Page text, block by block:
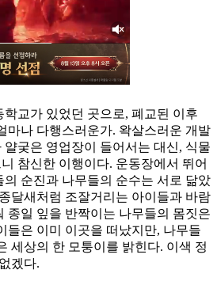
교가 있었던 곳으로, 폐교된 이후
마나 다행스러운가. 왁살스러운 개발
궂은 영업장이 들어서는 대신, 식물
참신한 이행이다. 운동장에서 뛰어
의 순진과 나무들의 순수는 서로 닮았
달새처럼 조잘거리는 아이들과 바람
종일 잎을 반짝이는 나무들의 몸짓은
들은 이미 이곳을 떠났지만, 나무들
세상의 한 모퉁이를 밝힌다. 이색 정
겠다.